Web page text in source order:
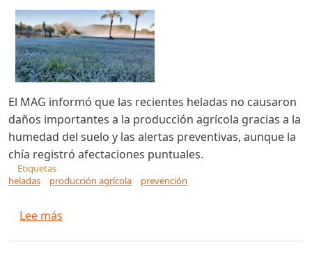
El MAG informó que las recientes heladas no causaron
daños importantes a la producción agrícola gracias a la
humedad del suelo y las alertas preventivas, aunque la
chía registró afectaciones puntuales.
Etiquetas
heladas
producción agrícola prevención
Lee más